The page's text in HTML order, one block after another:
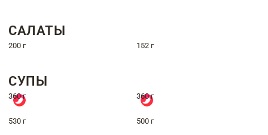
САЛАТЫ
200 г 152 г
СУПЫ
360 г 360 г
530 г 500 г